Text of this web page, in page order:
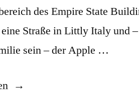
des Empire State
Straße in Littly Italy und
sein – der Apple …